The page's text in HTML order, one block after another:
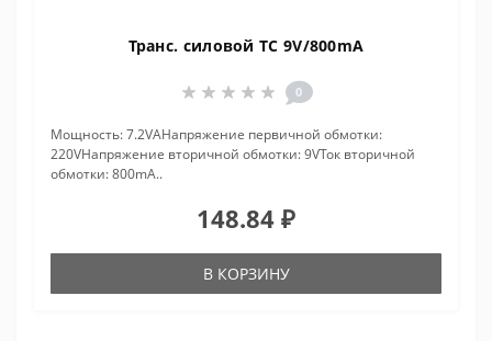
Транс. силовой ТС 9V/800mA
0
Мощность: 7.2VAНапряжение первичной обмотки:
220VНапряжение вторичной обмотки: 9VТок вторичной
обмотки: 800mA..
148.84 ₽
В КОРЗИНУ